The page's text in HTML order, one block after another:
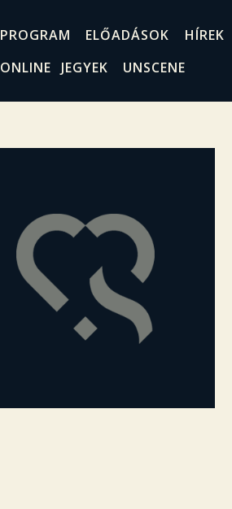
PROGRAM ELŐADÁSOK HÍREK
ONLINE JEGYEK
UNSCENE